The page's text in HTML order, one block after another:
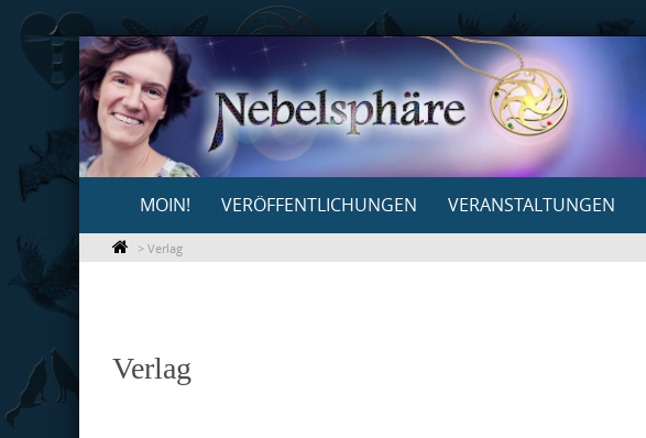
Skip
to
content
content
MOIN! VERÖFFENTLICHUNGEN VERANSTALTUNGEN
> Verlag
Verlag